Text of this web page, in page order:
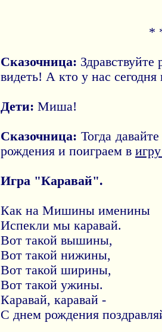
*
Сказочница: Здравствуйте
видеть! А кто у нас
Дети: Миша!
Сказочница: Тогда
рождения и поиграем в
Игра "Каравай".
Как на Мишины именины
Испекли мы каравай.
Вот такой вышины,
Вот такой нижины,
Вот такой ширины,
Вот такой ужины.
Каравай, каравай -
С днем рождения